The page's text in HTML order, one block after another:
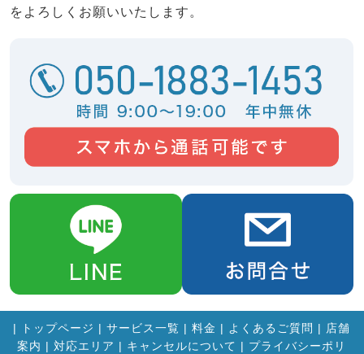
をよろしくお願いいたします。
| トップページ | サービス一覧 | 料金 | よくあるご質問 | 店舗
案内 | 対応エリア | キャンセルについて | プライバシーポリ